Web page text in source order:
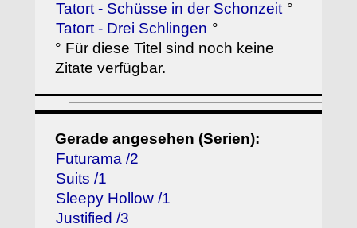
Tatort - Schüsse in der Schonzeit °
Tatort - Drei Schlingen °
° Für diese Titel sind noch keine
Zitate verfügbar.
Gerade angesehen (Serien):
Futurama /2
Suits /1
Sleepy Hollow /1
Justified /3